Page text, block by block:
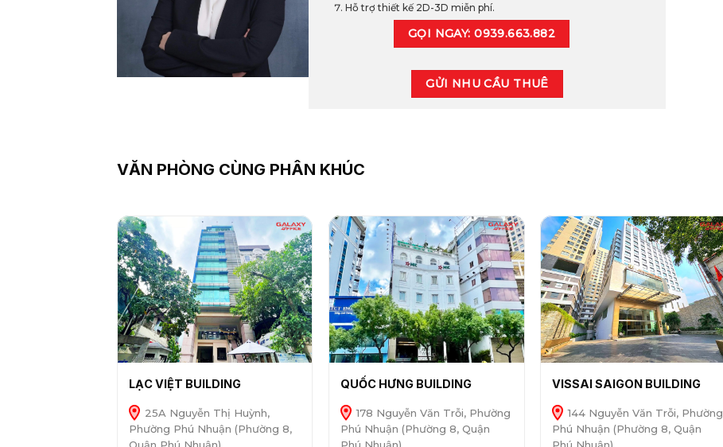
Hỗ trợ thiết kế 2D-3D miễn phí.
GỌI NGAY: 0939.663.882
GỬI NHU CẦU THUÊ
VĂN PHÒNG CÙNG PHÂN KHÚC
LẠC VIỆT BUILDING
25A Nguyễn Thị Huỳnh,
Phường Phú Nhuận (Phường 8,
Quận Phú Nhuận)
QUỐC HƯNG BUILDING
178 Nguyễn Văn Trỗi, Phường
Phú Nhuận (Phường 8, Quận
Phú Nhuận)
VISSAI SAIGON BUILDING
144 Nguyễn Văn Trỗi, Phường
Phú Nhuận (Phường 8, Quận
Phú Nhuận)